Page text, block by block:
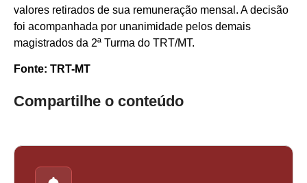
valores retirados de sua remuneração mensal. A decisão
foi acompanhada por unanimidade pelos demais
magistrados da 2ª Turma do TRT/MT.
Fonte: TRT-MT
Compartilhe o conteúdo